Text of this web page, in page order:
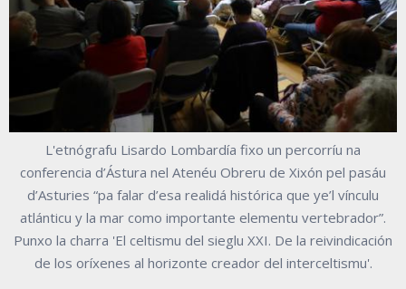
L'etnógrafu Lisardo Lombardía fixo un percorríu na
conferencia d’Ástura nel Atenéu Obreru de Xixón pel pasáu
d’Asturies “pa falar d’esa realidá histórica que ye’l vínculu
atlánticu y la mar como importante elementu vertebrador”.
Punxo la charra 'El celtismu del sieglu XXI. De la reivindicación
de los oríxenes al horizonte creador del interceltismu'.